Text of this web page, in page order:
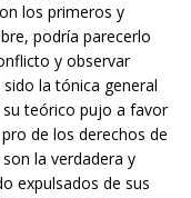
los primeros y
podría parecerlo
y observar
la tónica general
su teórico pujo a favor
de los derechos de
la verdadera y
expulsados de sus